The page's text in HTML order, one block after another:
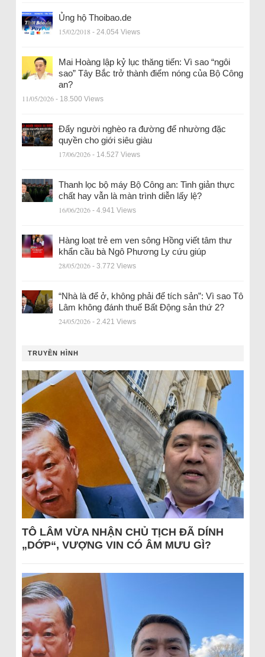
Ủng hộ Thoibao.de
15/02/2018 - 24.054 Views
Mai Hoàng lập kỷ lục thăng tiến: Vì sao “ngôi
sao” Tây Bắc trở thành điểm nóng của Bộ Công
an?
11/05/2026 - 18.500 Views
Đẩy người nghèo ra đường để nhường đặc
quyền cho giới siêu giàu
17/06/2026 - 14.527 Views
Thanh lọc bộ máy Bộ Công an: Tinh giản thực
chất hay vẫn là màn trình diễn lấy lệ?
16/06/2026 - 4.941 Views
Hàng loạt trẻ em ven sông Hồng viết tâm thư
khẩn cầu bà Ngô Phương Ly cứu giúp
28/05/2026 - 3.772 Views
“Nhà là để ở, không phải để tích sản”: Vì sao Tô
Lâm không đánh thuế Bất Động sản thứ 2?
24/05/2026 - 2.421 Views
TRUYỀN HÌNH
TÔ LÂM VỪA NHẬN CHỦ TỊCH ĐÃ DÍNH
„DỚP“, VƯỢNG VIN CÓ ÂM MƯU GÌ?